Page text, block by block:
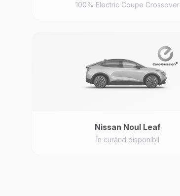
100% Electric Coupe Crossover
Nissan Noul Leaf
În curând disponibil